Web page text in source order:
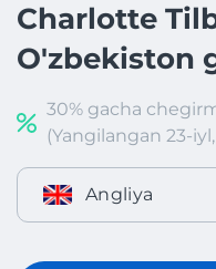
Charlotte
O'zbekiston
30% gacha
(Yangilangan 23-
Angliya